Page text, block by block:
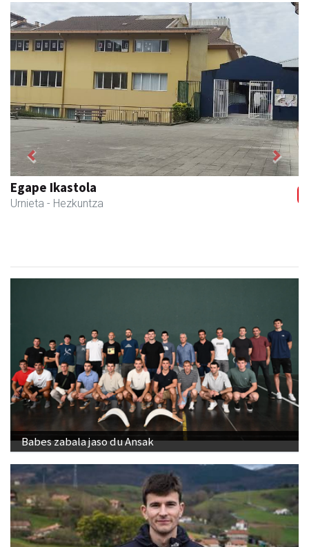
Akam espazioa
Amasa-Villabona - Arropa-dendak
Previous Next
Babes zabala jaso du Ansak